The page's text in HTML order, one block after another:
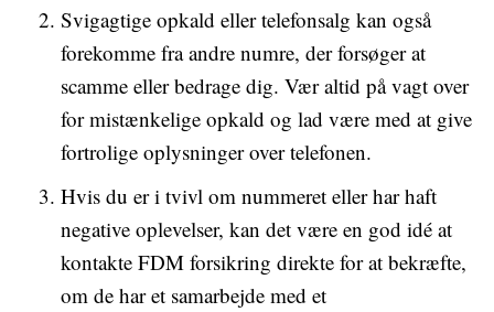
Svigagtige opkald eller telefonsalg kan også
forekomme fra andre numre, der forsøger at
scamme eller bedrage dig. Vær altid på vagt over
for mistænkelige opkald og lad være med at give
fortrolige oplysninger over telefonen.
Hvis du er i tvivl om nummeret eller har haft
negative oplevelser, kan det være en god idé at
kontakte FDM forsikring direkte for at bekræfte,
om de har et samarbejde med et